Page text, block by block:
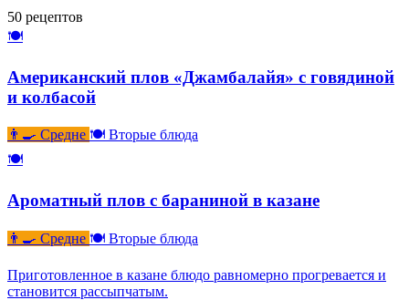
50 рецептов
🍽
Американский плов «Джамбалайя» с говядиной
и колбасой
👨‍🍳 Средне 🍽 Вторые блюда
🍽
Ароматный плов с бараниной в казане
👨‍🍳 Средне 🍽 Вторые блюда
Приготовленное в казане блюдо равномерно прогревается и
становится рассыпчатым.